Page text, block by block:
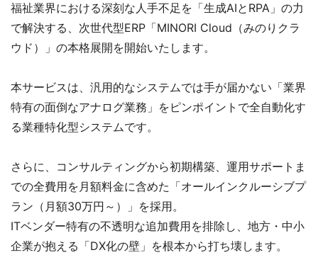
福祉業界における深刻な人手不足を「生成AIとRPA」の力
で解決する、次世代型ERP「MINORI Cloud（みのりクラ
ウド）」の本格展開を開始いたします。
本サービスは、汎用的なシステムでは手が届かない「業界
特有の面倒なアナログ業務」をピンポイントで全自動化す
る業種特化型システムです。
さらに、コンサルティングから初期構築、運用サポートま
での全費用を月額料金に含めた「オールインクルーシブプ
ラン（月額30万円～）」を採用。
ITベンダー特有の不透明な追加費用を排除し、地方・中小
企業が抱える「DX化の壁」を根本から打ち壊します。